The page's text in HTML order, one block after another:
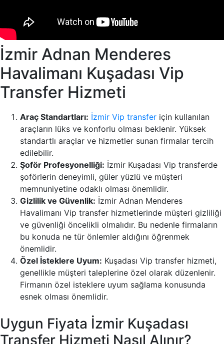
İzmir Adnan Menderes
Havalimanı Kuşadası Vip
Transfer Hizmeti
Araç Standartları: İzmir Vip transfer için kullanılan
araçların lüks ve konforlu olması beklenir. Yüksek
standartlı araçlar ve hizmetler sunan firmalar tercih
edilebilir.
Şoför Profesyonelliği: İzmir Kuşadası Vip transferde
şoförlerin deneyimli, güler yüzlü ve müşteri
memnuniyetine odaklı olması önemlidir.
Gizlilik ve Güvenlik: İzmir Adnan Menderes
Havalimanı Vip transfer hizmetlerinde müşteri gizliliği
ve güvenliği öncelikli olmalıdır. Bu nedenle firmaların
bu konuda ne tür önlemler aldığını öğrenmek
önemlidir.
Özel İsteklere Uyum: Kuşadası Vip transfer hizmeti,
genellikle müşteri taleplerine özel olarak düzenlenir.
Firmanın özel isteklere uyum sağlama konusunda
esnek olması önemlidir.
Uygun Fiyata İzmir Kuşadası
Transfer Hizmeti Nasıl Alınır?